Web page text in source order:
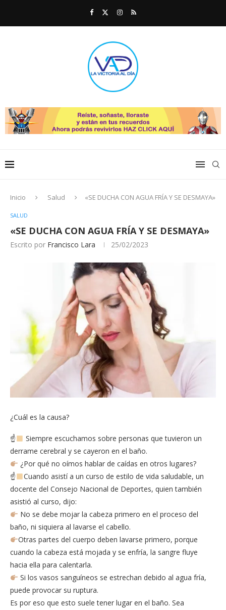
Inicio Salud «SE DUCHA CON AGUA FRÍA Y SE DESMAYA»
SALUD
«SE DUCHA CON AGUA FRÍA Y SE DESMAYA»
Escrito por Francisco Lara 25/02/2023
¿Cuál es la causa?
☝
Siempre escuchamos sobre personas que tuvieron un
derrame cerebral y se cayeron en el baño.
¿Por qué no oímos hablar de caídas en otros lugares?
☝
Cuando asistí a un curso de estilo de vida saludable, un
docente del Consejo Nacional de Deportes, quien también
asistió al curso, dijo:
No se debe mojar la cabeza primero en el proceso del
baño, ni siquiera al lavarse el cabello.
Otras partes del cuerpo deben lavarse primero, porque
cuando la cabeza está mojada y se enfría, la sangre fluye
hacia ella para calentarla.
Si los vasos sanguíneos se estrechan debido al agua fría,
puede provocar su ruptura.
Es por eso que esto suele tener lugar en el baño. Sea